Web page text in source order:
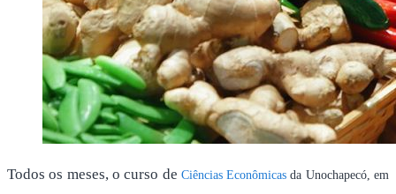
Todos os meses, o curso de Ciências Econômicas da Unochapecó, em